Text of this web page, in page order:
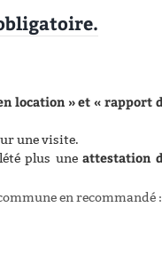
location » et « rapport
une visite.
plus uneattestation
en recommandé :